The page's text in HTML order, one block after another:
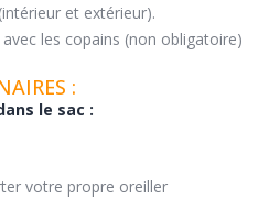
et extérieur).
les copains (non obligatoire)
:
le sac :
votre propre oreiller